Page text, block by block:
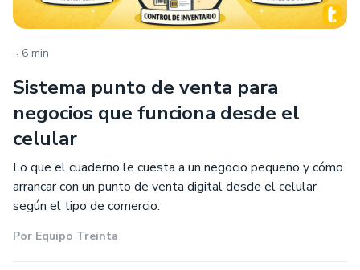
. 6 min
Sistema punto de venta para
negocios que funciona desde el
celular
Lo que el cuaderno le cuesta a un negocio pequeño y cómo
arrancar con un punto de venta digital desde el celular
según el tipo de comercio.
Por Equipo Treinta